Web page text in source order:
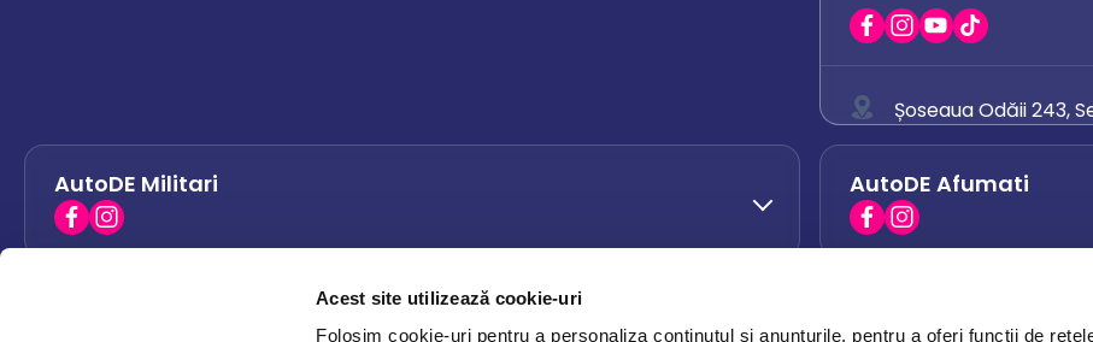
Acest site utilizează cookie-uri
Folosim cookie-uri pentru a personaliza conținutul și anunțurile, pentru a oferi funcții de
Șoseaua Odăii 243,
0742 444 194
AutoDE Militari AutoDE Afumati